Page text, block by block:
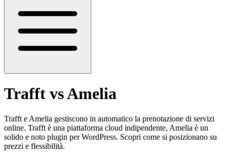
Trafft vs Amelia
Trafft e Amelia gestiscono in automatico la prenotazione di servizi
online. Trafft è una piattaforma cloud indipendente, Amelia è un
solido e noto plugin per WordPress. Scopri come si posizionano su
prezzi e flessibilità.